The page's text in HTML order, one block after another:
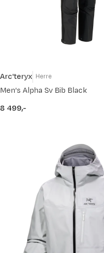
Arc'teryx Herre
Men's Alpha Sv Bib Black
price
8 499,-